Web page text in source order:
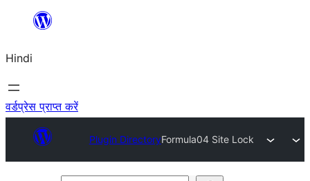
सामग्री
जाएं
Hindi
वर्डप्रेस प्राप्त करें
Plugin DirectoryFormula04 Site Lock